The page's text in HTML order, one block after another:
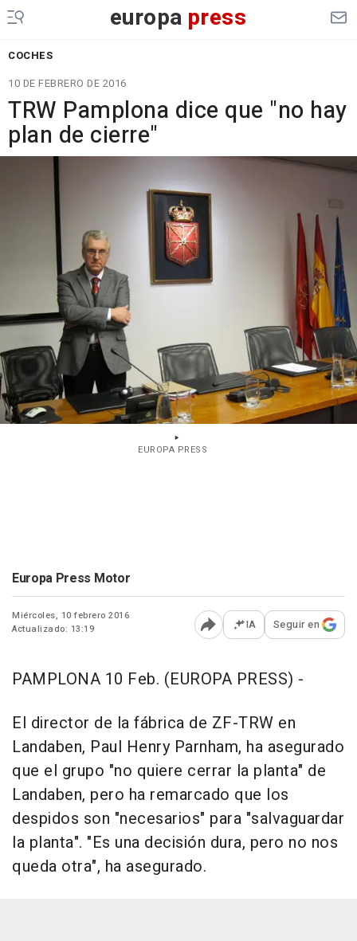
europa press
COCHES
10 DE FEBRERO DE 2016
TRW Pamplona dice que "no hay
plan de cierre"
EUROPA PRESS
Europa Press Motor
Miércoles, 10 febrero 2016
Actualizado: 13:19
Abrir opciones para
IA Seguir en
PAMPLONA 10 Feb. (EUROPA PRESS) -
El director de la fábrica de ZF-TRW en
Landaben, Paul Henry Parnham, ha asegurado
que el grupo "no quiere cerrar la planta" de
Landaben, pero ha remarcado que los
despidos son "necesarios" para "salvaguardar
la planta". "Es una decisión dura, pero no nos
queda otra", ha asegurado.